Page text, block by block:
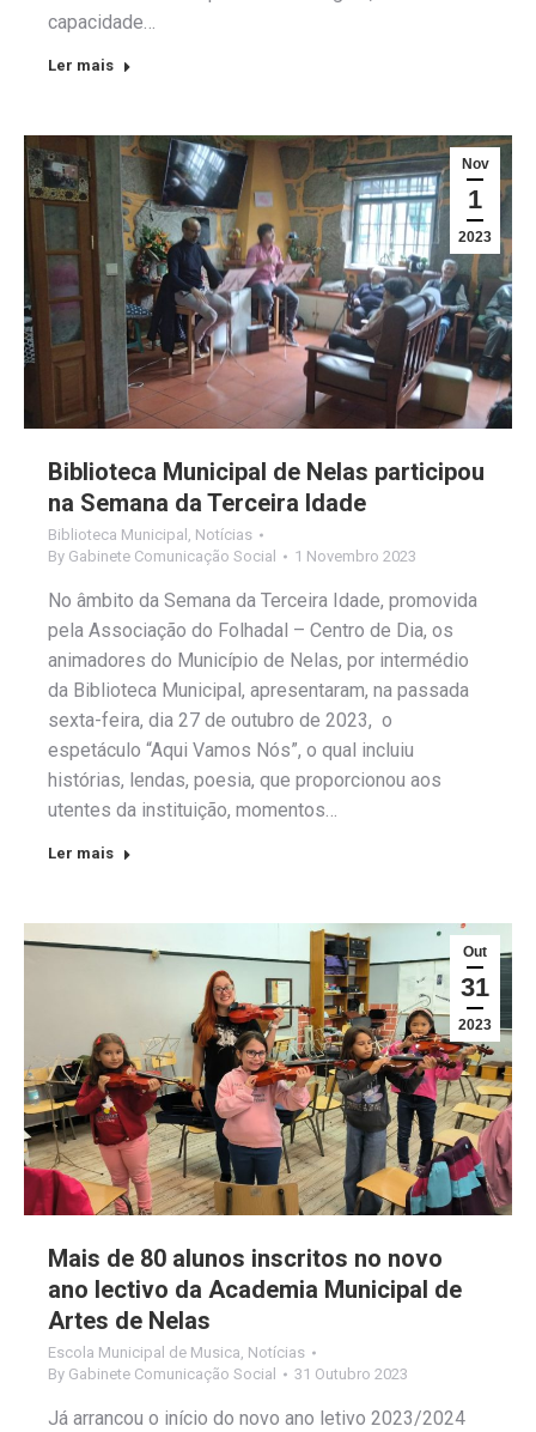
capacidade…
Ler mais
Nov
1
2023
Biblioteca Municipal de Nelas participou
na Semana da Terceira Idade
Biblioteca Municipal
Notícias
By Gabinete Comunicação Social 1 Novembro 2023
No âmbito da Semana da Terceira Idade, promovida
pela Associação do Folhadal – Centro de Dia, os
animadores do Município de Nelas, por intermédio
da Biblioteca Municipal, apresentaram, na passada
sexta-feira, dia 27 de outubro de 2023, o
espetáculo “Aqui Vamos Nós”, o qual incluiu
histórias, lendas, poesia, que proporcionou aos
utentes da instituição, momentos…
Ler mais
Out
31
2023
Mais de 80 alunos inscritos no novo
ano lectivo da Academia Municipal de
Artes de Nelas
Escola Municipal de Musica, Notícias
By Gabinete Comunicação Social 31 Outubro 2023
Já arrancou o início do novo ano letivo 2023/2024